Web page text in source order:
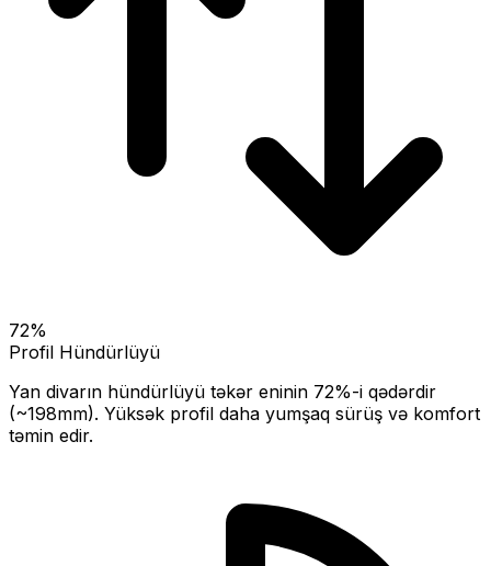
72%
Profil Hündürlüyü
Yan divarın hündürlüyü təkər eninin 72%-i qədərdir
(~198mm). Yüksək profil daha yumşaq sürüş və komfort
təmin edir.